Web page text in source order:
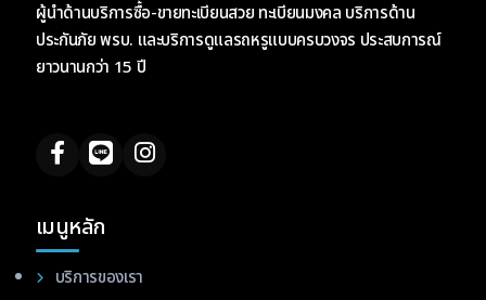
ผู้นำด้านบริการซื้อ-ขายทะเบียนสวย ทะเบียนมงคล บริการด้าน
ประกันภัย พรบ. และบริการดูแลรถหรูแบบครบวงจร ประสบการณ์
ยาวนานกว่า 15 ปี
เมนูหลัก
บริการของเรา